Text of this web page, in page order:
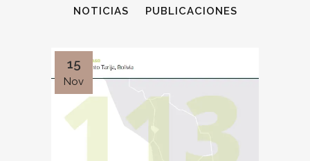
NOTICIAS
PUBLICACIONES
15
Nov